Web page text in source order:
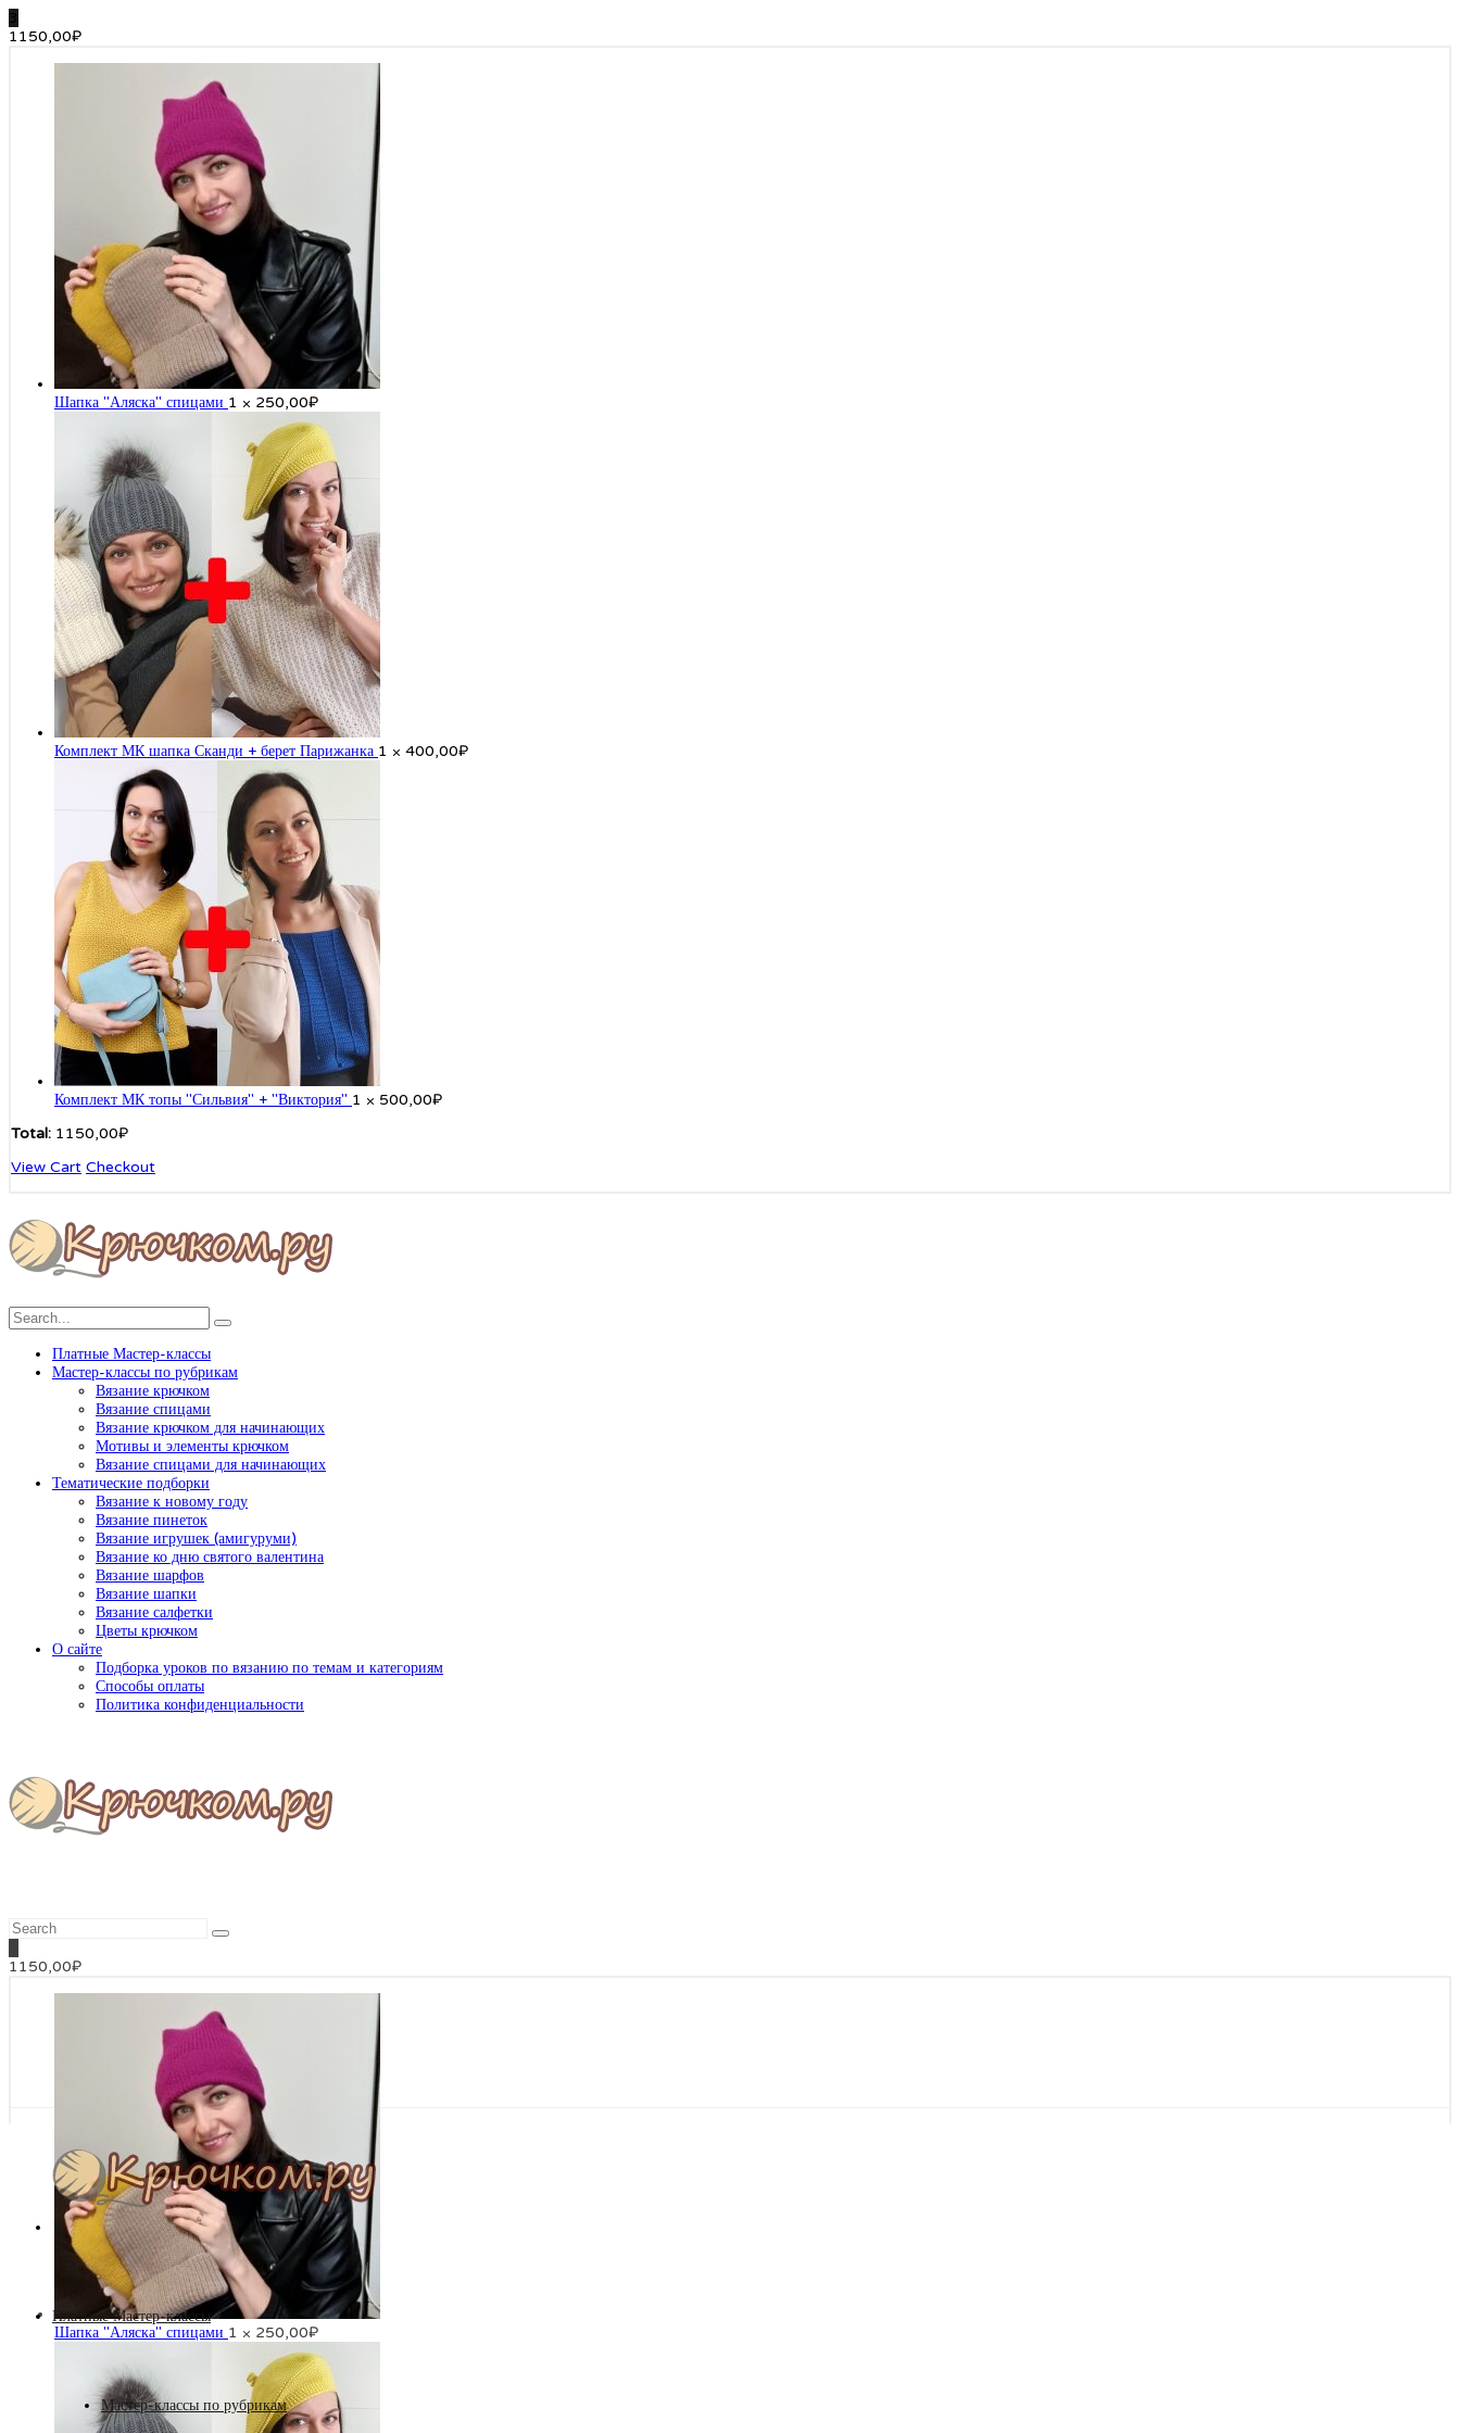
3
1150,00₽
Шапка "Аляска" спицами 1 × 250,00₽
Комплект МК шапка Сканди + берет Парижанка 1 × 400,00₽
Комплект МК топы "Сильвия" + "Виктория" 1 × 500,00₽
Total: 1150,00₽
View Cart Checkout
Платные Мастер-классы
Мастер-классы по рубрикам
Вязание крючком
Вязание спицами
Вязание крючком для начинающих
Мотивы и элементы крючком
Вязание спицами для начинающих
Тематические подборки
Вязание к новому году
Вязание пинеток
Вязание игрушек (амигуруми)
Вязание ко дню святого валентина
Вязание шарфов
Вязание шапки
Вязание салфетки
Цветы крючком
О сайте
Подборка уроков по вязанию по темам и категориям
Способы оплаты
Политика конфиденциальности
1150,00₽
Шапка "Аляска" спицами 1 × 250,00₽
Платные Мастер-классы
Мастер-классы по рубрикам